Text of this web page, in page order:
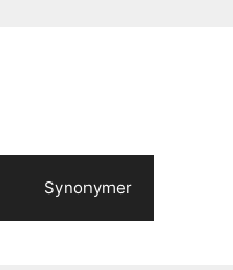
Synonymer